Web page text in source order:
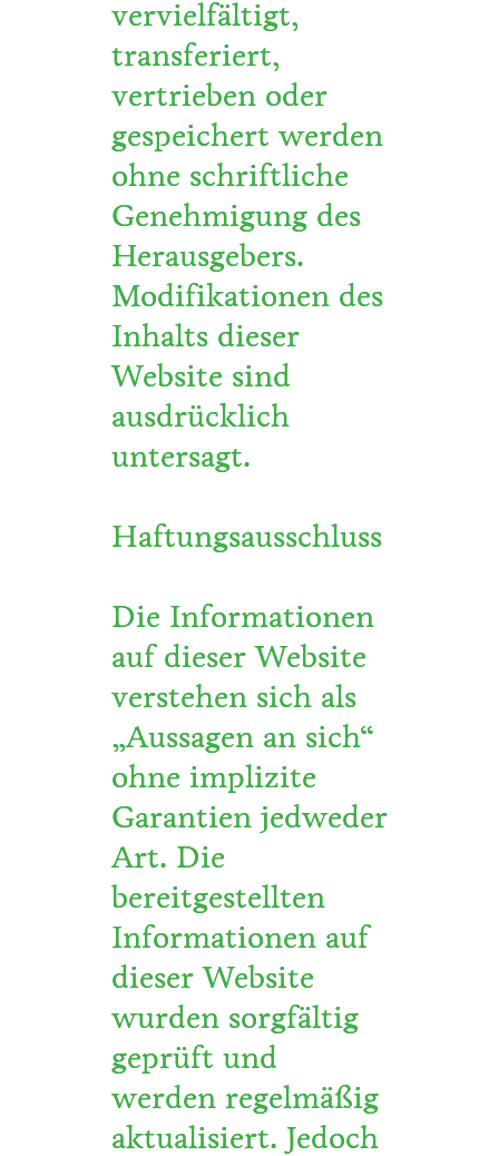
vervielfältigt,
transferiert,
vertrieben oder
gespeichert werden
ohne schriftliche
Genehmigung des
Herausgebers.
Modifikationen des
Inhalts dieser
Website sind
ausdrücklich
untersagt.
Haftungsausschluss
Die Informationen
auf dieser Website
verstehen sich als
„Aussagen an sich“
ohne implizite
Garantien jedweder
Art. Die
bereitgestellten
Informationen auf
dieser Website
wurden sorgfältig
geprüft und
werden regelmäßig
aktualisiert. Jedoch